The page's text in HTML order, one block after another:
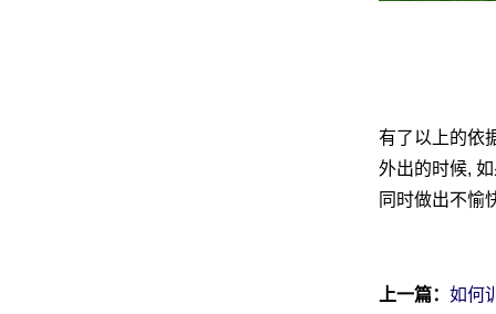
有了以上的依
外出的时候,
同时做出不愉
上一篇： 如何